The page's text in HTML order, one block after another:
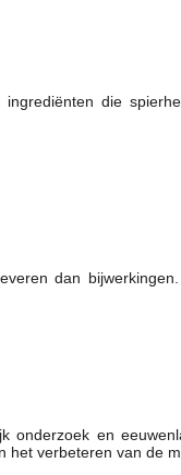
die
dan
en
verbeteren van de